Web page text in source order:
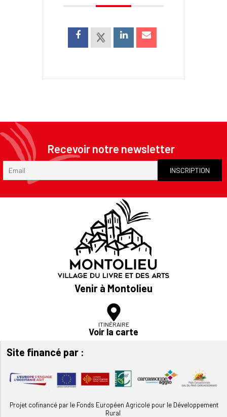
Recevoir notre newsletter
Venir à Montolieu
ITINÉRAIRE
Voir la carte
Site financé par :
Projet cofinancé par le Fonds Européen Agricole pour le Développement
Rural